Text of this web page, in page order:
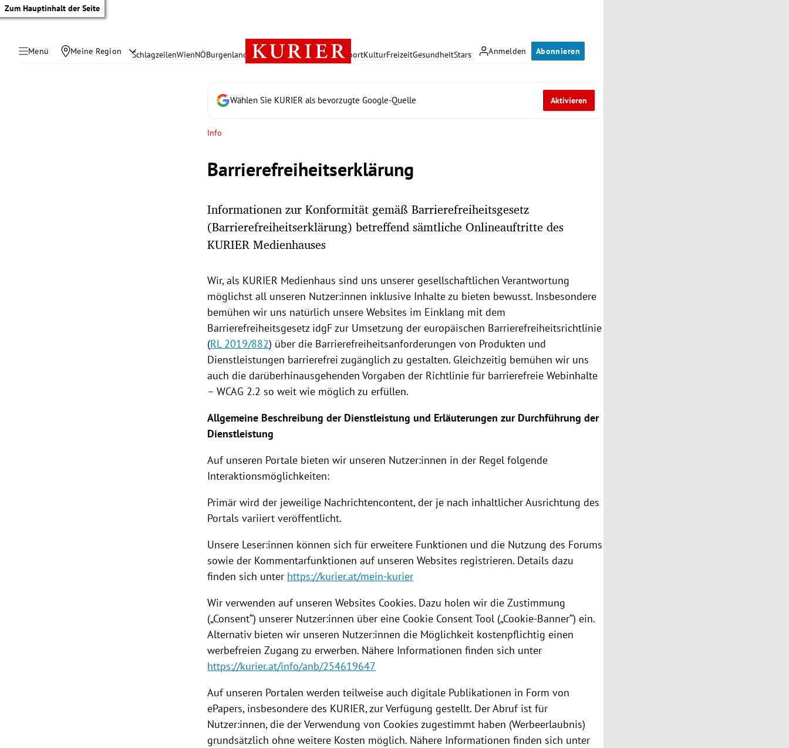
Zum Hauptinhalt der Seite
Menü Meine Region Anmelden Abonnieren
SchlagzeilenWienNÖBurgenland Österreich PolitikWirtschaft SportKulturFreizeitGesundheitStars
Wählen Sie KURIER als bevorzugte Google-Quelle Aktivieren
Info
Barrierefreiheitserklärung
Informationen zur Konformität gemäß Barrierefreiheitsgesetz
(Barrierefreiheitserklärung) betreffend sämtliche Onlineauftritte des
KURIER Medienhauses
Wir, als KURIER Medienhaus sind uns unserer gesellschaftlichen Verantwortung
möglichst all unseren Nutzer:innen inklusive Inhalte zu bieten bewusst. Insbesondere
bemühen wir uns natürlich unsere Websites im Einklang mit dem
Barrierefreiheitsgesetz idgF zur Umsetzung der europäischen Barrierefreiheitsrichtlinie
(RL 2019/882) über die Barrierefreiheitsanforderungen von Produkten und
Dienstleistungen barrierefrei zugänglich zu gestalten. Gleichzeitig bemühen wir uns
auch die darüberhinausgehenden Vorgaben der Richtlinie für barrierefreie Webinhalte
– WCAG 2.2 so weit wie möglich zu erfüllen.
Allgemeine Beschreibung der Dienstleistung und Erläuterungen zur Durchführung der
Dienstleistung
Auf unseren Portale bieten wir unseren Nutzer:innen in der Regel folgende
Interaktionsmöglichkeiten:
Primär wird der jeweilige Nachrichtencontent, der je nach inhaltlicher Ausrichtung des
Portals variiert veröffentlicht.
Unsere Leser:innen können sich für erweitere Funktionen und die Nutzung des Forums
sowie der Kommentarfunktionen auf unseren Websites registrieren. Details dazu
finden sich unter https://kurier.at/mein-kurier
Wir verwenden auf unseren Websites Cookies. Dazu holen wir die Zustimmung
(„Consent“) unserer Nutzer:innen über eine Cookie Consent Tool („Cookie-Banner“) ein.
Alternativ bieten wir unseren Nutzer:innen die Möglichkeit kostenpflichtig einen
werbefreien Zugang zu erwerben. Nähere Informationen finden sich unter
https://kurier.at/info/anb/254619647
Auf unseren Portalen werden teilweise auch digitale Publikationen in Form von
ePapers, insbesondere des KURIER, zur Verfügung gestellt. Der Abruf ist für
Nutzer:innen, die der Verwendung von Cookies zugestimmt haben (Werbeerlaubnis)
grundsätzlich ohne weitere Kosten möglich. Nähere Informationen finden sich unter